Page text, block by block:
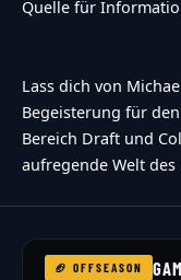
Quelle für
Lass dich von
Begeisterung für
Bereich Draft und
aufregende Welt
🏈 OFFSEASON